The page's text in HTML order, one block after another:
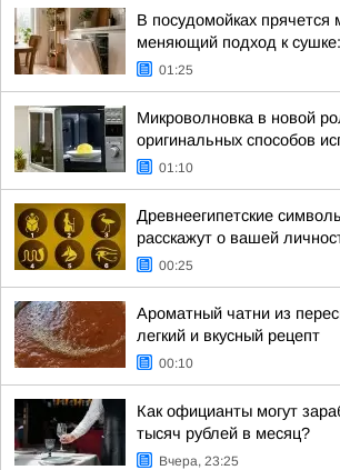
В посудомойках прячется
меняющий подход к
01:25
Микроволновка в новой
оригинальных способов
01:10
Древнеегипетские
расскажут о вашей
00:25
Ароматный чатни из
легкий и вкусный рецепт
00:10
Как официанты могут
тысяч рублей в месяц?
Вчера, 23:25